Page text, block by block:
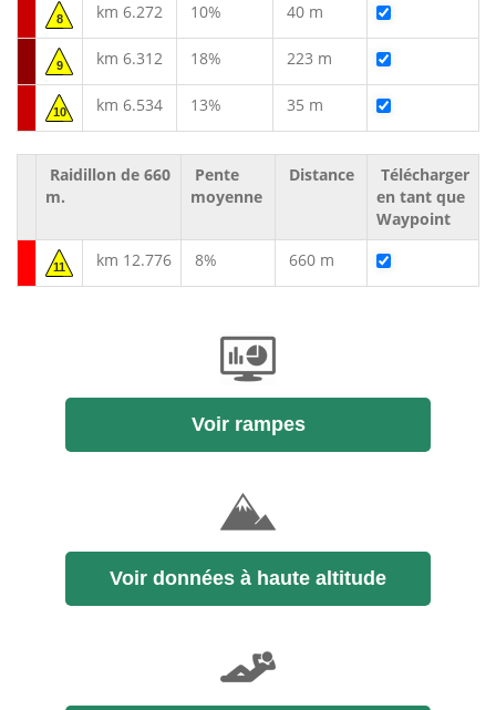
8 km 6.272 10% 40 m
9 km 6.312 18% 223 m
10 km 6.534 13% 35 m
Raidillon de 660
m.
Pente
moyenne
Distance
Télécharger
en tant que
Waypoint
11 km 12.776 8% 660 m
Voir rampes
Voir données à haute altitude